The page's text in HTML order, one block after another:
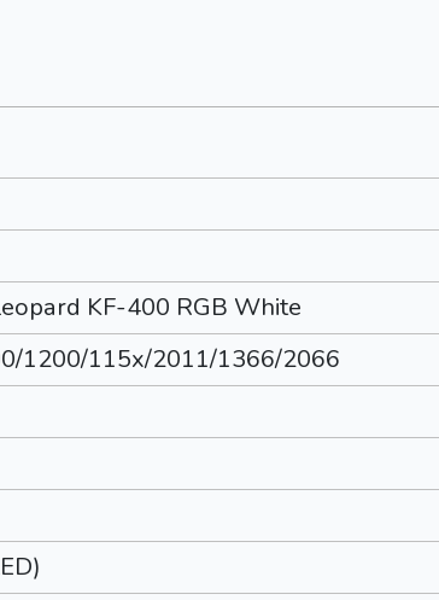
KF-400 RGB White
1200/115x/2011/1366/2066